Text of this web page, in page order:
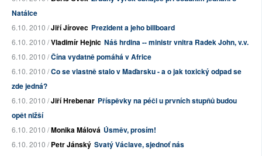
Natálce
6.10. 2010 /Jiří Jírovec Prezident a jeho billboard
6.10. 2010 /Vladimír Hejnic Náš hrdina -- ministr vnitra Radek John, v.v.
6.10. 2010 /Čína vydatně pomáhá v Africe
6.10. 2010 /Co se vlastně stalo v Maďarsku - a o jak toxický odpad se
zde jedná?
6.10. 2010 /Jiří Hrebenar Příspěvky na péči u prvních stupňů budou
opět nižší
6.10. 2010 /Monika Málová Úsměv, prosím!
6.10. 2010 /Petr Jánský Svatý Václave, sjednoť nás